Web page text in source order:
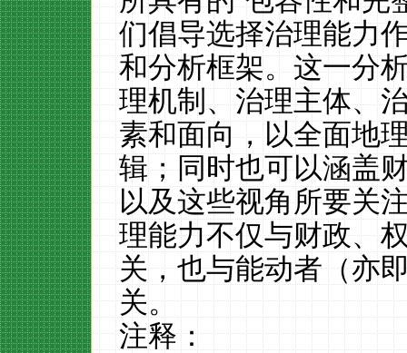
们倡导选择治理能力
和分析框架。这一分
理机制、治理主体、
素和面向，以全面地
辑；同时也可以涵盖
以及这些视角所要关
理能力不仅与财政、
关，也与能动者（亦
关。
注释：